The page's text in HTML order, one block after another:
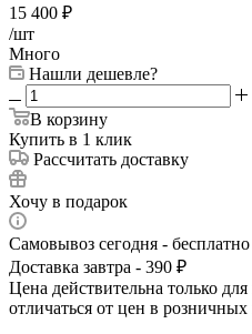
15 400 ₽
/шт
Много
Нашли дешевле?
В корзину
Купить в 1 клик
Рассчитать доставку
Хочу в подарок
Самовывоз сегодня - бесплатно
Доставка завтра - 390 ₽
Цена действительна только
отличаться от цен в розничных